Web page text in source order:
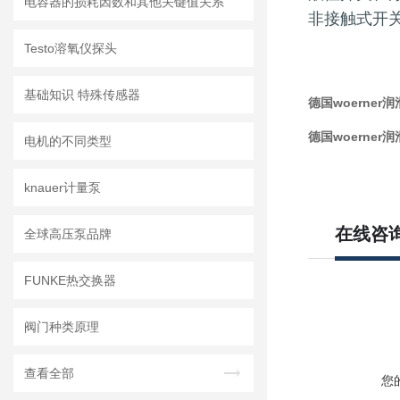
Testo溶氧仪探头
基础知识 特殊传感器
电机的不同类型
knauer计量泵
全球高压泵品牌
FUNKE热交换器
阀门种类原理
查看全部
非接触式开
德国woerner润
德国woerner润
在线咨
您